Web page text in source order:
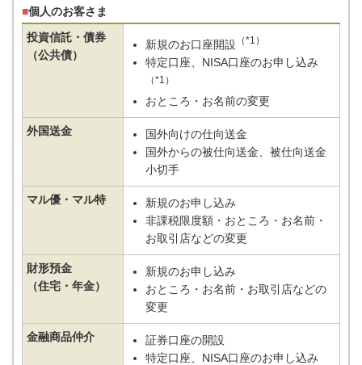
■個人のお客さま
投資信託・債券
（公共債）
新規のお口座開設 （*1）
特定口座、NISA口座のお申し込み
（*1）
おところ・お名前の変更
外国送金
国外向けの仕向送金
国外からの被仕向送金、被仕向送金
小切手
マル優・マル特
新規のお申し込み
非課税限度額・おところ・お名前・
お取引店などの変更
財形預金
（住宅・年金）
新規のお申し込み
おところ・お名前・お取引店などの
変更
金融商品仲介
証券口座の開設
特定口座、NISA口座のお申し込み